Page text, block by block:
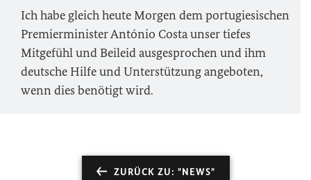
Ich habe gleich heute Morgen dem portugiesischen
Premierminister António Costa unser tiefes
Mitgefühl und Beileid ausgesprochen und ihm
deutsche Hilfe und Unterstützung angeboten,
wenn dies benötigt wird.
ZURÜCK ZU: "NEWS"